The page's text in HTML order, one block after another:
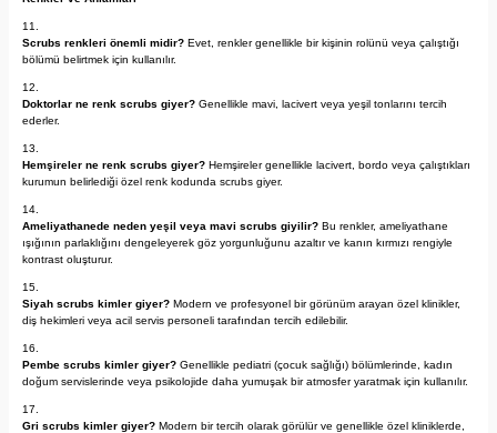
Scrubs renkleri önemli midir? Evet, renkler genellikle bir kişinin rolünü veya çalıştığı
bölümü belirtmek için kullanılır.
Doktorlar ne renk scrubs giyer? Genellikle mavi, lacivert veya yeşil tonlarını tercih
ederler.
Hemşireler ne renk scrubs giyer? Hemşireler genellikle lacivert, bordo veya çalıştıkları
kurumun belirlediği özel renk kodunda scrubs giyer.
Ameliyathanede neden yeşil veya mavi scrubs giyilir? Bu renkler, ameliyathane
ışığının parlaklığını dengeleyerek göz yorgunluğunu azaltır ve kanın kırmızı rengiyle
kontrast oluşturur.
Siyah scrubs kimler giyer? Modern ve profesyonel bir görünüm arayan özel klinikler,
diş hekimleri veya acil servis personeli tarafından tercih edilebilir.
Pembe scrubs kimler giyer? Genellikle pediatri (çocuk sağlığı) bölümlerinde, kadın
doğum servislerinde veya psikolojide daha yumuşak bir atmosfer yaratmak için kullanılır.
Gri scrubs kimler giyer? Modern bir tercih olarak görülür ve genellikle özel kliniklerde,